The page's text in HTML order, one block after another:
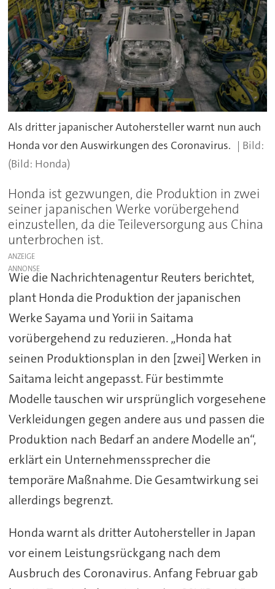
Als dritter japanischer Autohersteller warnt nun auch
Honda vor den Auswirkungen des Coronavirus.
(Bild: Honda)
Honda ist gezwungen, die Produktion in zwei
seiner japanischen Werke vorübergehend
einzustellen, da die Teileversorgung aus China
unterbrochen ist.
ANZEIGE
Wie die Nachrichtenagentur Reuters berichtet,
plant Honda die Produktion der japanischen
Werke Sayama und Yorii in Saitama
vorübergehend zu reduzieren. „Honda hat
seinen Produktionsplan in den [zwei] Werken in
Saitama leicht angepasst. Für bestimmte
Modelle tauschen wir ursprünglich vorgesehene
Verkleidungen gegen andere aus und passen die
Produktion nach Bedarf an andere Modelle an“,
erklärt ein Unternehmenssprecher die
temporäre Maßnahme. Die Gesamtwirkung sei
allerdings begrenzt.
Honda warnt als dritter Autohersteller in Japan
vor einem Leistungsrückgang nach dem
Ausbruch des Coronavirus. Anfang Februar gab